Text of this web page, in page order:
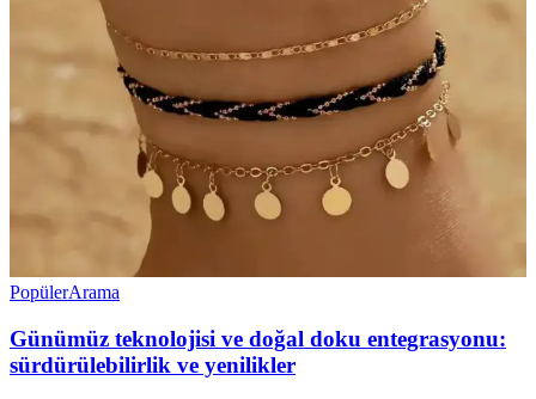
PopülerArama
Günümüz teknolojisi ve doğal doku entegrasyonu:
sürdürülebilirlik ve yenilikler